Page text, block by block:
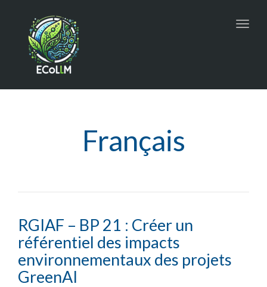
Français
RGIAF – BP 21 : Créer un
référentiel des impacts
environnementaux des projets
GreenAI